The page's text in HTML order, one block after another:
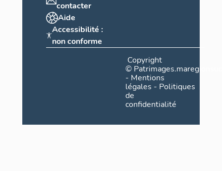
contacter
Aide
Accessibilité :
non conforme
Copyright
©
- Mentions
légales - Politiques
de
confidentialité